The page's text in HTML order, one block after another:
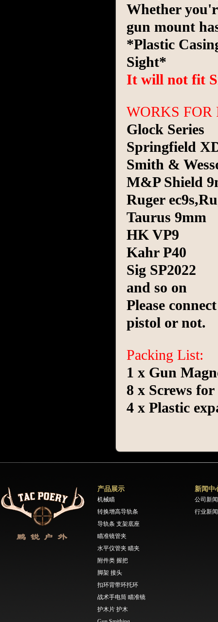
Whether
gun mount
*Plastic
Sight*
It will not fit
WORKS FOR
Glock Series
Springfield
Smith &
M&P Shield
Ruger
Taurus 9mm
HK VP9
Kahr P40
Sig SP2022
and so on
Please
pistol or not.
Packing List:
1 x Gun
8 x Screws
4 x Plastic
产品展示
机械瞄
转换增高导轨条
导轨条 支架底座
瞄准镜管夹
水平仪管夹 瞄夹
附件类 握把
脚架 接头
扣环背带环托环
战术手电筒 瞄准镜
护木片 护木
新闻中
公司新闻
行业新闻